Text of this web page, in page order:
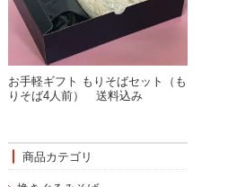
お手軽ギフト もりそばセット（も
りそば4人前） 送料込み
商品カテゴリ